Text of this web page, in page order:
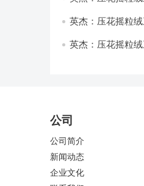
英杰：压花摇粒
英杰：压花摇粒
公司
公司简介
新闻动态
企业文化